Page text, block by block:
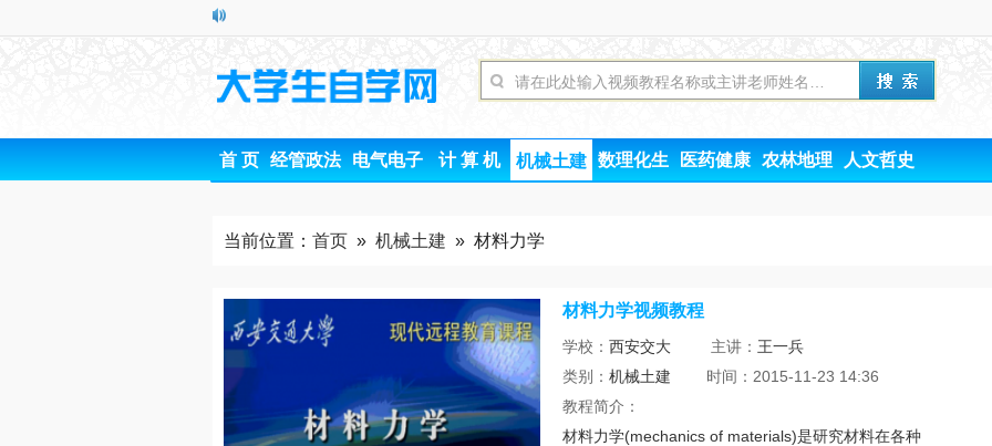
首 页 经管政法 电气电子 计 算 机 机械土建 数理化生 医药健康 农林地理 人文哲史
当前位置： 首页 » 机械土建 » 材料力学
材料力学视频教程
学校： 西安交大 主讲： 王一兵
类别： 机械土建 时间：2015-11-23 14:36
教程简介：
材料力学(mechanics of materials)是研究材料在各种